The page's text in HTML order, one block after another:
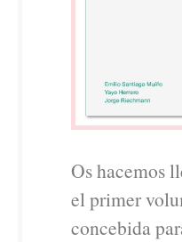
Os hacemos
el primer
concebida